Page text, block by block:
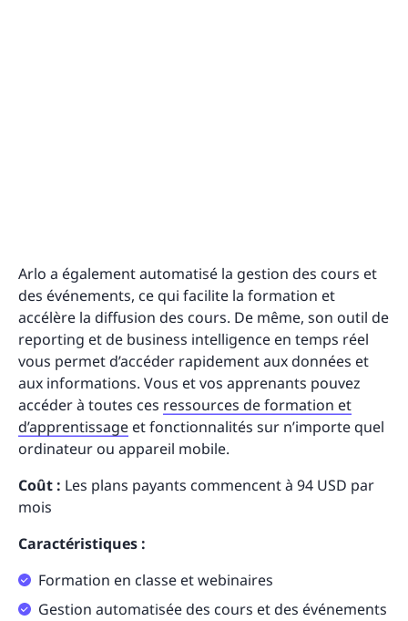
Arlo a également automatisé la gestion des cours et
des événements, ce qui facilite la formation et
accélère la diffusion des cours. De même, son outil de
reporting et de business intelligence en temps réel
vous permet d’accéder rapidement aux données et
aux informations. Vous et vos apprenants pouvez
accéder à toutes ces ressources de formation et
d’apprentissage et fonctionnalités sur n’importe quel
ordinateur ou appareil mobile.
Coût : Les plans payants commencent à 94 USD par
mois
Caractéristiques :
Formation en classe et webinaires
Gestion automatisée des cours et des événements